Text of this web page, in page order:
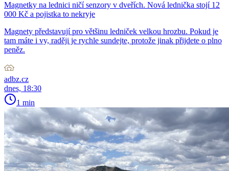
Magnetky na lednici ničí senzory v dveřích. Nová lednička stojí 12
000 Kč a pojistka to nekryje
Magnety představují pro většinu ledniček velkou hrozbu. Pokud je
tam máte i vy, raději je rychle sundejte, protože jinak přijdete o plno
peněz.
adbz.cz
dnes, 18:30
1 min